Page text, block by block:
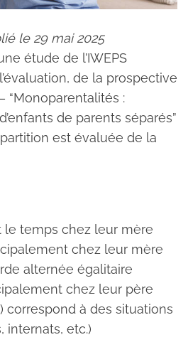
le 29 mai 2025
étude de l’IWEPS
de la prospective
“Monoparentalités :
de parents séparés”
est évaluée de la
le temps chez leur mère
chez leur mère
alternée égalitaire
chez leur père
correspond à des situations
internats, etc.)